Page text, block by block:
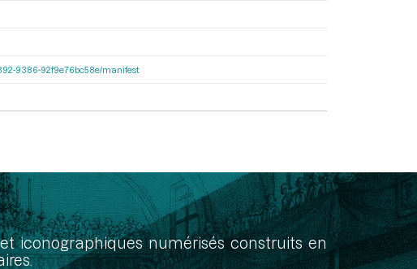
9386-92f9e76bc58e/manifest
iconographiques numérisés construits en